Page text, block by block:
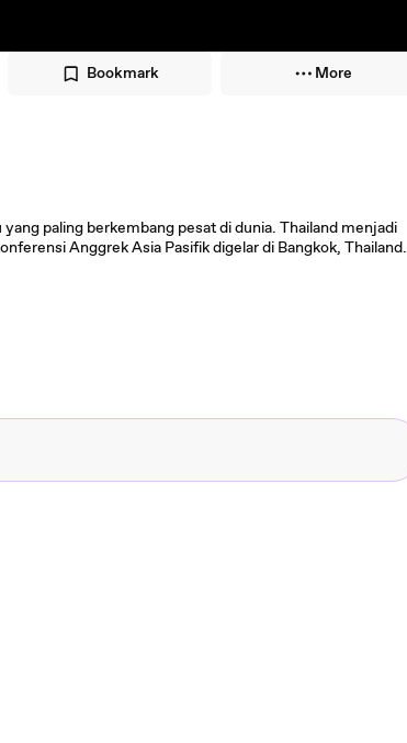
Bookmark More
paling berkembang pesat di dunia. Thailand menjadi
Anggrek Asia Pasifik digelar di Bangkok, Thailand.